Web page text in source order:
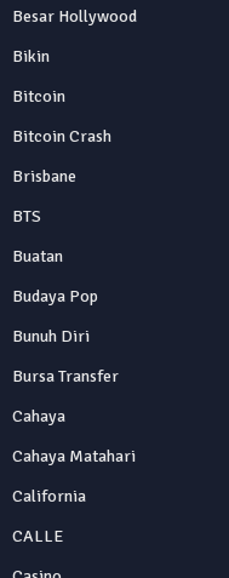
Besar Hollywood
Bikin
Bitcoin
Bitcoin Crash
Brisbane
BTS
Buatan
Budaya Pop
Bunuh Diri
Bursa Transfer
Cahaya
Cahaya Matahari
California
CALLE